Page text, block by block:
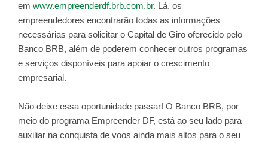
em www.empreenderdf.brb.com.br. Lá, os
empreendedores encontrarão todas as informações
necessárias para solicitar o Capital de Giro oferecido pelo
Banco BRB, além de poderem conhecer outros programas
e serviços disponíveis para apoiar o crescimento
empresarial.
Não deixe essa oportunidade passar! O Banco BRB, por
meio do programa Empreender DF, está ao seu lado para
auxiliar na conquista de voos ainda mais altos para o seu